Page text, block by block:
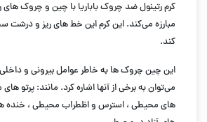
کرم رتینول ضد چروک باباریا با چین و چروک
مبارزه می‌کند. این کرم این خط های ریز و درشت
کند.
این چین چروک ها به خاطر عوامل بیرونی و
می‌توان به برخی از آنها اشاره کرد. مانند: پرتو
های محیطی ، استرس و اظطراب محیطی ، خنده